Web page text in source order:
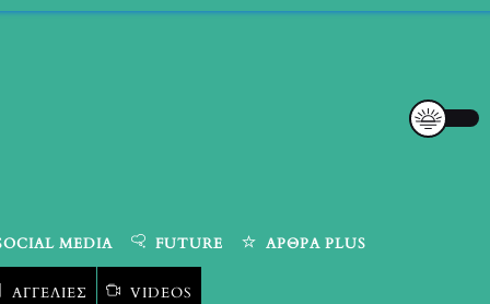
MEDIA FUTURE ΆΡΘΡΑ PLUS
ΑΓΓΕΛΊΕΣ VIDEOS